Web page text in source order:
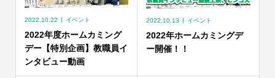
2022.10.22 イベント
2022年度ホームカミング
デー【特別企画】教職員イ
ンタビュー動画
2022.10.13 イベント
2022年ホームカミングデ
ー開催！！